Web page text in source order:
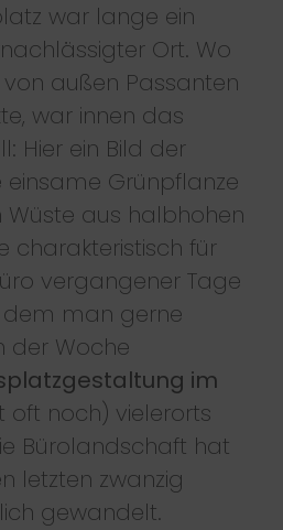
war lange ein
Ort. Wo
außen Passanten
war innen das
Hier ein Bild der
einsame Grünpflanze
Wüste aus halbhohen
charakteristisch für
vergangener Tage
dem man gerne
der Woche
im
oft noch) vielerorts
Bürolandschaft hat
letzten zwanzig
gewandelt.